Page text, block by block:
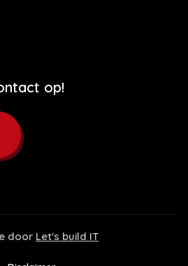
op!
door Let's build IT